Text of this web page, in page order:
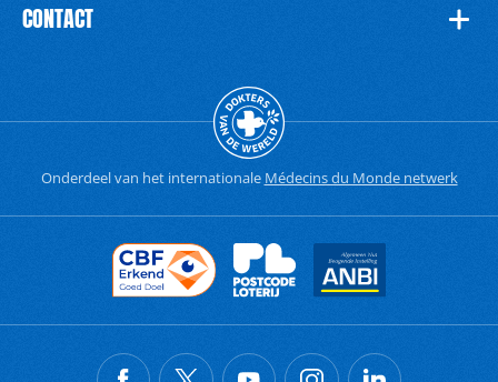
CONTACT
Onderdeel van het internationale Médecins du Monde netwerk